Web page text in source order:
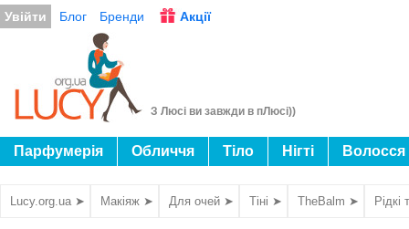
Увійти Блог Бренди Акції
З Люсі ви завжди в пЛюсі))
Парфумерія Обличчя Тіло Нігті Волосся
Lucy.org.ua ➤ Макіяж ➤ Для очей ➤ Тіні ➤ TheBalm ➤ Рідкі